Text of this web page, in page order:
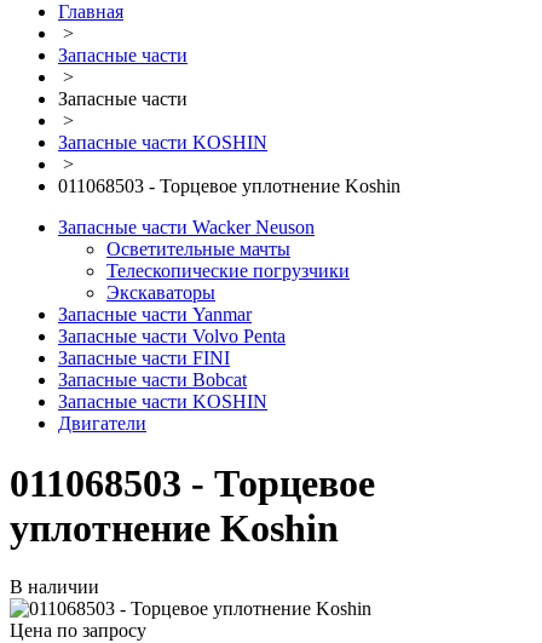
Главная
>
Запасные части
>
Запасные части
>
Запасные части KOSHIN
>
011068503 - Торцевое уплотнение Koshin
Запасные части Wacker Neuson
Осветительные мачты
Телескопические погрузчики
Экскаваторы
Запасные части Yanmar
Запасные части Volvo Penta
Запасные части FINI
Запасные части Bobcat
Запасные части KOSHIN
Двигатели
011068503 - Торцевое
уплотнение Koshin
В наличии
Цена по запросу